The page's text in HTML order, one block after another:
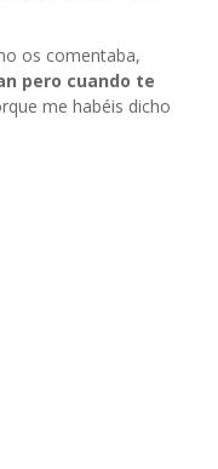
os comentaba,
pero cuando te
me habéis dicho